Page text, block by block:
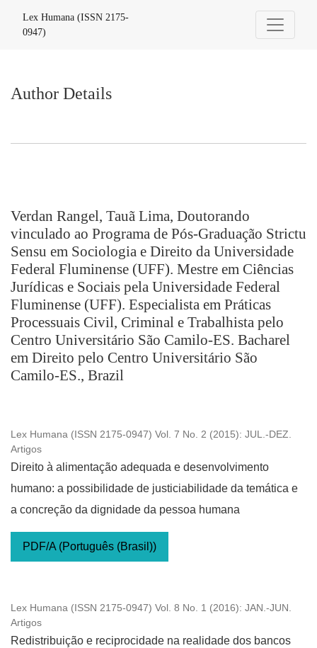
Lex Humana (ISSN 2175-
0947)
Author Details
Verdan Rangel, Tauã Lima, Doutorando
vinculado ao Programa de Pós-Graduação Strictu
Sensu em Sociologia e Direito da Universidade
Federal Fluminense (UFF). Mestre em Ciências
Jurídicas e Sociais pela Universidade Federal
Fluminense (UFF). Especialista em Práticas
Processuais Civil, Criminal e Trabalhista pelo
Centro Universitário São Camilo-ES. Bacharel
em Direito pelo Centro Universitário São
Camilo-ES., Brazil
Lex Humana (ISSN 2175-0947) Vol. 7 No. 2 (2015): JUL.-DEZ.
Artigos
Direito à alimentação adequada e desenvolvimento
humano: a possibilidade de justiciabilidade da temática e
a concreção da dignidade da pessoa humana
PDF/A (Português (Brasil))
Lex Humana (ISSN 2175-0947) Vol. 8 No. 1 (2016): JAN.-JUN.
Artigos
Redistribuição e reciprocidade na realidade dos bancos